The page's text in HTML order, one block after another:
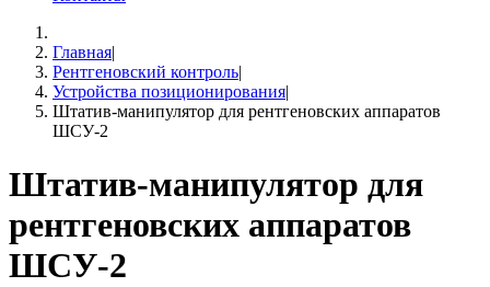
Главная|
Рентгеновский контроль|
Устройства позиционирования|
Штатив-манипулятор для рентгеновских аппаратов
ШСУ-2
Штатив-манипулятор для
рентгеновских аппаратов
ШСУ-2